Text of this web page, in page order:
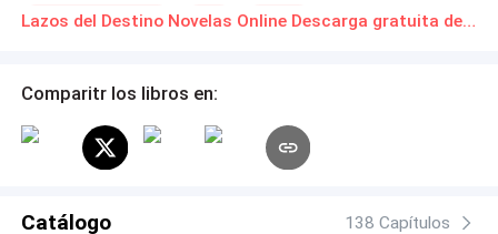
Amor de casados CEO Drama Lazos del Destino Novelas Online Descarga gratuita de PDF
Comparitr los libros en:
Catálogo 138 Capítulos